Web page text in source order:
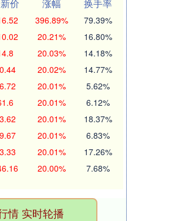
价 涨幅
换手率
396.89% 79.39%
20.21% 16.80%
20.03% 14.18%
20.02% 14.77%
20.01% 5.62%
20.01% 6.12%
20.01% 18.37%
20.01% 6.83%
20.01% 17.26%
20.00% 7.68%
情 实时轮播